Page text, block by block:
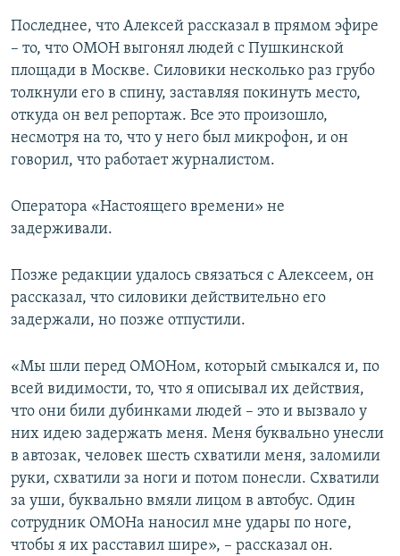
Последнее, что Алексей рассказал в прямом эфире
– то, что ОМОН выгонял людей с Пушкинской
площади в Москве. Силовики несколько раз грубо
толкнули его в спину, заставляя покинуть место,
откуда он вел репортаж. Все это произошло,
несмотря на то, что у него был микрофон, и он
говорил, что работает журналистом.
​Оператора «Настоящего времени» не
задерживали.
Позже редакции удалось связаться с Алексеем, он
рассказал, что силовики действительно его
задержали, но позже отпустили.
«Мы шли перед ОМОНом, который смыкался и, по
всей видимости, то, что я описывал их действия,
что они били дубинками людей – это и вызвало у
них идею задержать меня. Меня буквально унесли
в автозак, человек шесть схватили меня, заломили
руки, схватили за ноги и потом понесли. Схватили
за уши, буквально вмяли лицом в автобус. Один
сотрудник ОМОНа наносил мне удары по ноге,
чтобы я их расставил шире», – рассказал он.